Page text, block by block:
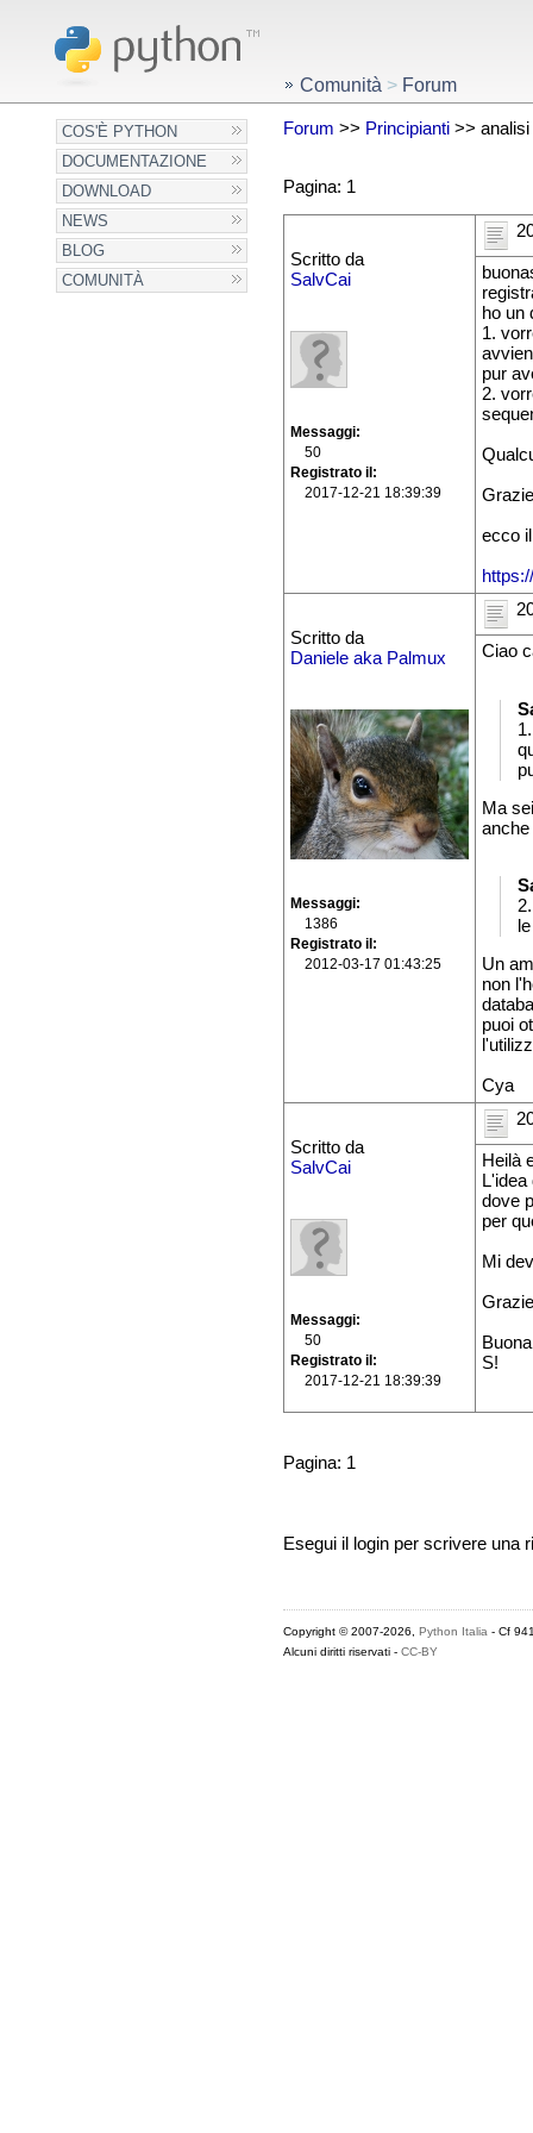
COS'È PYTHON
DOCUMENTAZIONE
DOWNLOAD
NEWS
BLOG
COMUNITÀ
Comunità > Forum
Forum >> Principianti>> analisi
Pagina: 1
Scritto da
SalvCai
Messaggi
50
Registrato il
2017-12-21 18:39:39
ho un
1.
pur
2.
Grazie
ecco
Scritto da
Daniele aka Palmux
Messaggi
1386
Registrato il
2012-03-17 01:43:25
Ciao
Ma
Un
non
puoi
Cya
Scritto da
SalvCai
Messaggi
50
Registrato il
2017-12-21 18:39:39
Heilà
dove
per
Mi
S!
Pagina: 1
Esegui il login per scrivere una
Copyright © 2007-2026, Python Italia- Cf
Alcuni diritti riservati - CC-BY